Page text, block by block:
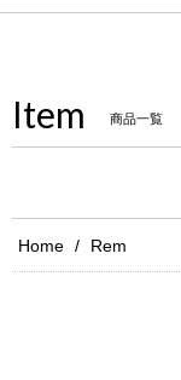
Item 商品一覧
Home Rem